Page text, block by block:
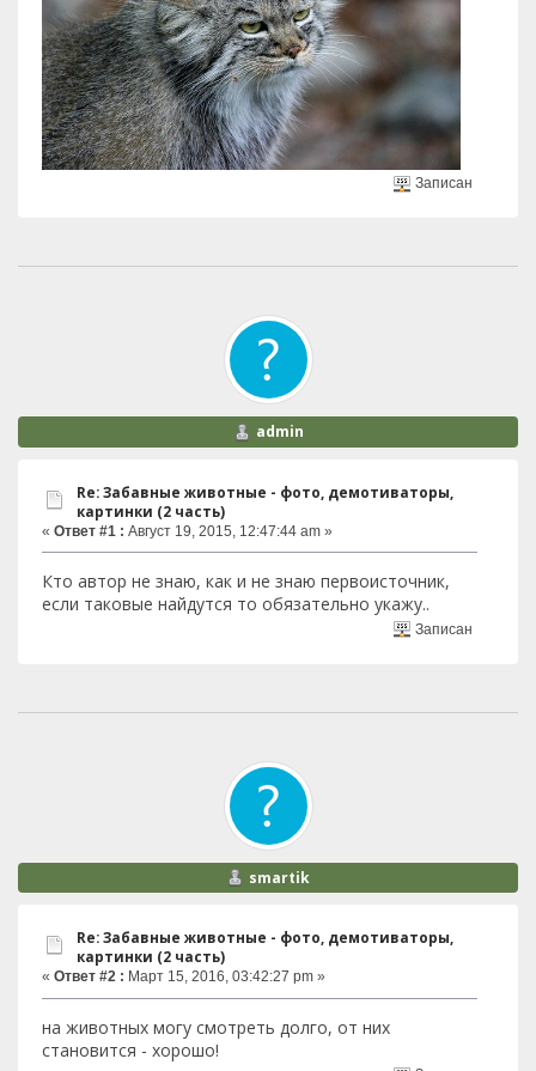
Записан
admin
Re: Забавные животные - фото, демотиваторы,
картинки (2 часть)
« Ответ #1 : Август 19, 2015, 12:47:44 am »
Кто автор не знаю, как и не знаю первоисточник,
если таковые найдутся то обязательно укажу..
Записан
smartik
Re: Забавные животные - фото, демотиваторы,
картинки (2 часть)
« Ответ #2 : Март 15, 2016, 03:42:27 pm »
на животных могу смотреть долго, от них
становится - хорошо!